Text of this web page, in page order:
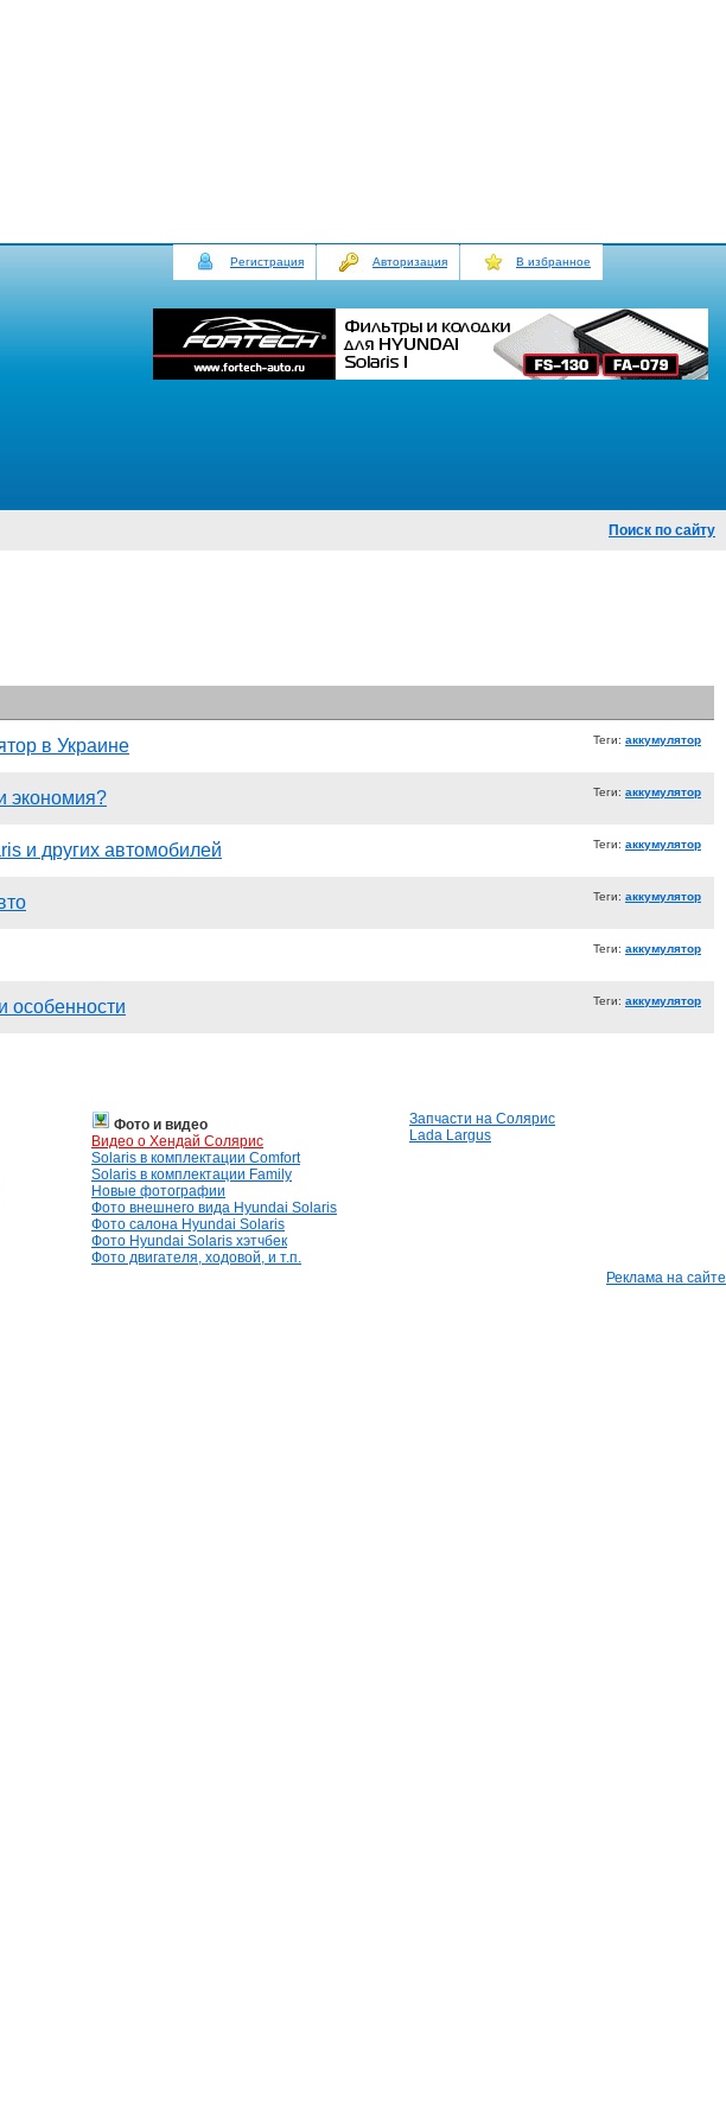
Регистрация Авторизация В избранное
Поиск по сайту
в Украине Теги: аккумулятор
экономия? Теги: аккумулятор
и других автомобилей Теги: аккумулятор
Теги: аккумулятор
Теги: аккумулятор
особенности Теги: аккумулятор
Фото и видео
Видео о Хендай Солярис
Solaris в комплектации Comfort
Solaris в комплектации Family
Новые фотографии
Фото внешнего вида Hyundai Solaris
Фото салона Hyundai Solaris
Фото Hyundai Solaris хэтчбек
Фото двигателя, ходовой, и т.п.
Запчасти на Солярис
Lada Largus
Реклама на сайте